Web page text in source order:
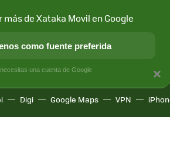
Y SOCIEDAD APLICACIONES
Digi Google Maps VPN
×
más de Xataka Movil en Google
como fuente preferida
una cuenta de Google